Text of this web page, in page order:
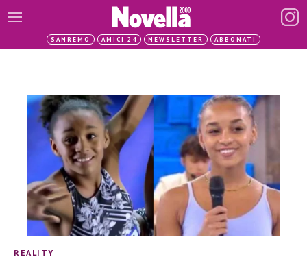
SANREMO AMICI 24 NEWSLETTER ABBONATI
REALITY